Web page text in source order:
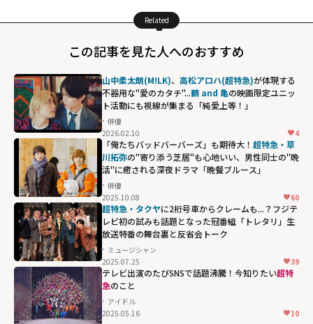
Related
この記事を見た人へのおすすめ
鶴 and 亀の映画
限定ユニット活
動にも視線が集
まる「純愛上
等！」"
width="304"
height="203"
loading="lazy"
fetchpriority="h
igh">
山中柔太朗(M!LK)、 高松アロハ(超特急)が体現する
不器用な"愛のカタチ"...鶴 and 亀の映画限定ユニッ
ト活動にも視線が集まる「純愛上等！」
俳優
2026.02.10
4
「俺たちバッドバーバーズ」も期待大！ 超特急・草
川拓弥の"寄り添う芝居"も心地いい、男性同士の"晩
活"に癒される深夜ドラマ「晩餐ブルース」
俳優
2025.10.08
60
超特急・タクヤに2桁号車からクレームも...？フジテ
レビ初の試みも話題となった冠番組「トレタリ」生
放送特番の舞台裏と反省会トーク
ミュージシャン
2025.07.25
39
テレビ出演のたびSNSで話題沸騰！今知りたい超特
急のこと
アイドル
2025.05.16
10